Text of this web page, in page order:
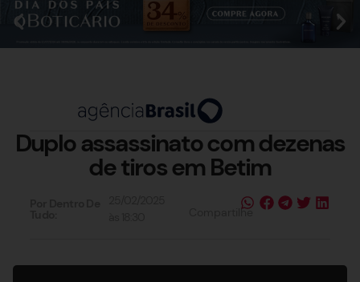
Duplo assassinato com dezenas
de tiros em Betim
Compartilhe